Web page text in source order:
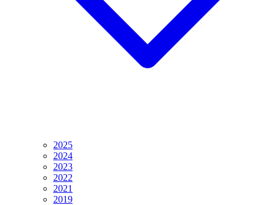
2025
2024
2023
2022
2021
2019